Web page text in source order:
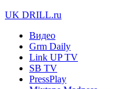
UK DRILL.ru
Видео
Grm Daily
Link UP TV
SB TV
PressPlay